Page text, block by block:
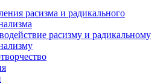
расизма и радикального
расизму и радикальному